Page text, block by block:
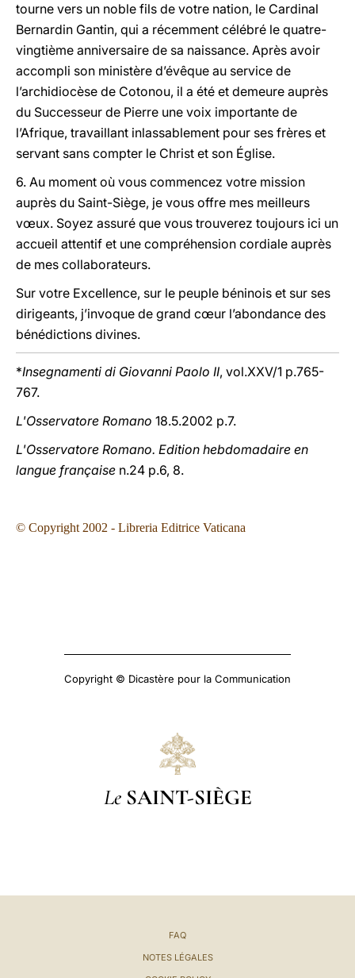
tourne vers un noble fils de votre nation, le Cardinal
Bernardin Gantin, qui a récemment célébré le quatre-
vingtième anniversaire de sa naissance. Après avoir
accompli son ministère d’évêque au service de
l’archidiocèse de Cotonou, il a été et demeure auprès
du Successeur de Pierre une voix importante de
l’Afrique, travaillant inlassablement pour ses frères et
servant sans compter le Christ et son Église.
6. Au moment où vous commencez votre mission
auprès du Saint-Siège, je vous offre mes meilleurs
vœux. Soyez assuré que vous trouverez toujours ici un
accueil attentif et une compréhension cordiale auprès
de mes collaborateurs.
Sur votre Excellence, sur le peuple béninois et sur ses
dirigeants, j’invoque de grand cœur l’abondance des
bénédictions divines.
*Insegnamenti di Giovanni Paolo II, vol.XXV/1 p.765-
767.
L'Osservatore Romano 18.5.2002 p.7.
L'Osservatore Romano. Edition hebdomadaire en
langue française n.24 p.6, 8.
© Copyright 2002 - Libreria Editrice Vaticana
Copyright © Dicastère pour la Communication
Le SAINT-SIÈGE
FAQ
NOTES LÉGALES